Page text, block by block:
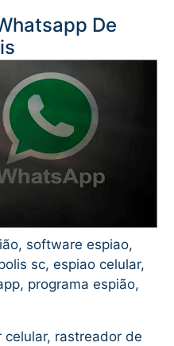
De
software espiao,
sc, espiao celular,
programa espião,
rastreador de